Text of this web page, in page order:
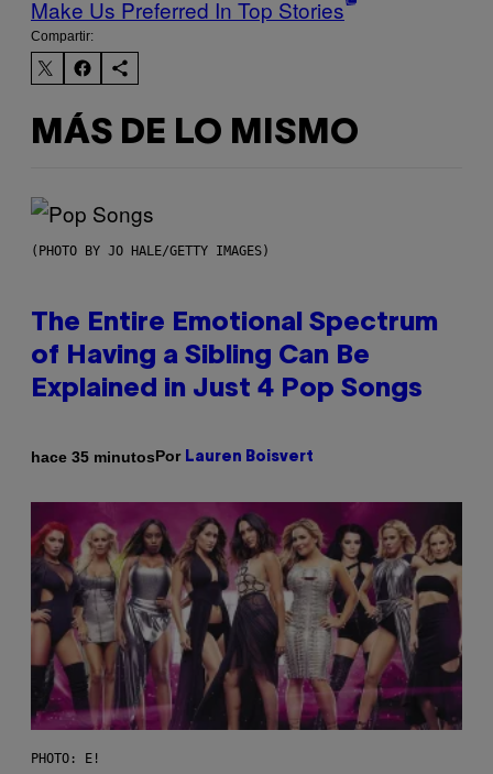
Make Us Preferred In Top Stories
Compartir:
MÁS DE LO MISMO
(PHOTO BY JO HALE/GETTY IMAGES)
The Entire Emotional Spectrum
of Having a Sibling Can Be
Explained in Just 4 Pop Songs
hace 35 minutosPor Lauren Boisvert
PHOTO: E!